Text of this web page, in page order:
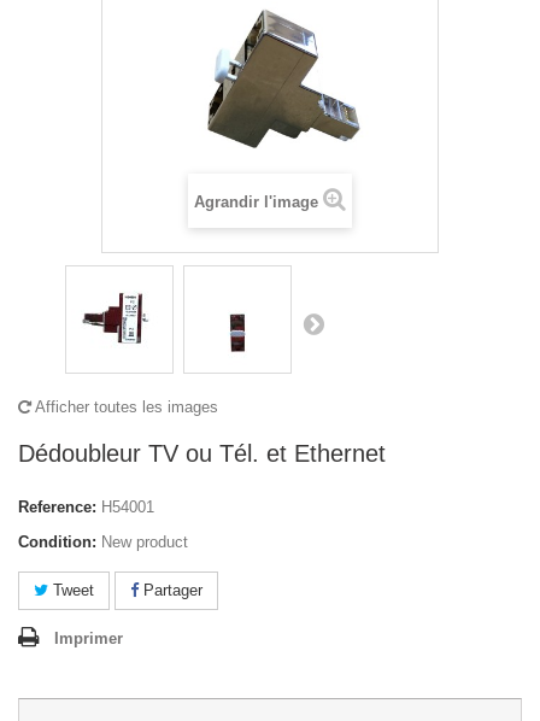
Agrandir l'image
Afficher toutes les images
Dédoubleur TV ou Tél. et Ethernet
Reference: H54001
Condition: New product
Tweet Partager
Imprimer